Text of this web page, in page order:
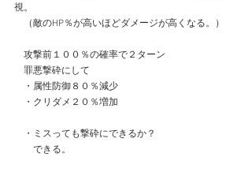
視。
（敵のHP％が高いほどダメージが高くなる。）
攻撃前１００％の確率で２ターン
罪悪撃砕にして
・属性防御８０％減少
・クリダメ２０％増加
・ミスっても撃砕にできるか？
できる。